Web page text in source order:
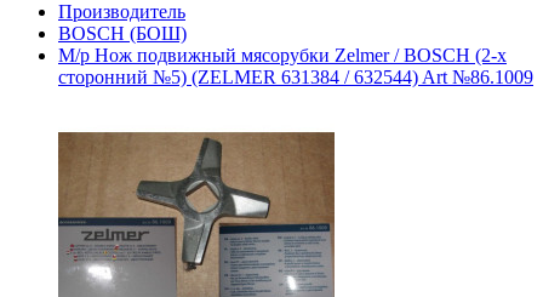
Производитель
BOSCH (БОШ)
М/р Нож подвижный мясорубки Zelmer / BOSCH (2-х
сторонний №5) (ZELMER 631384 / 632544) Art №86.1009